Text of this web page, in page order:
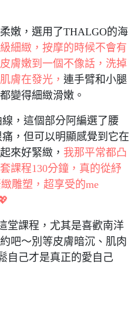
嫩，選用了THALGO的海
細緻，按摩的時候不會有
膚嫩到一個不像話，洗掉
膚在發光， 連手臂和小腿
變得細緻滑嫩。
，這個部分阿編選了腰
，但可以明顯感覺到它在
來好緊緻， 我那平常都凸
課程130分鐘，真的從紓
雕塑，超享受的me
堂課程，尤其是喜歡南洋
吧～別等皮膚暗沉、肌肉
自己才是真正的愛自己